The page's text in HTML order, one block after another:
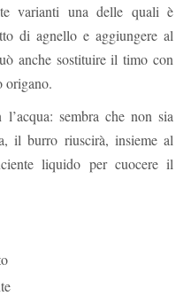
varianti una delle quali è
di agnello e aggiungere al
anche sostituire il timo con
origano.
sembra che non sia
il burro riuscirà, insieme al
liquido per cuocere il